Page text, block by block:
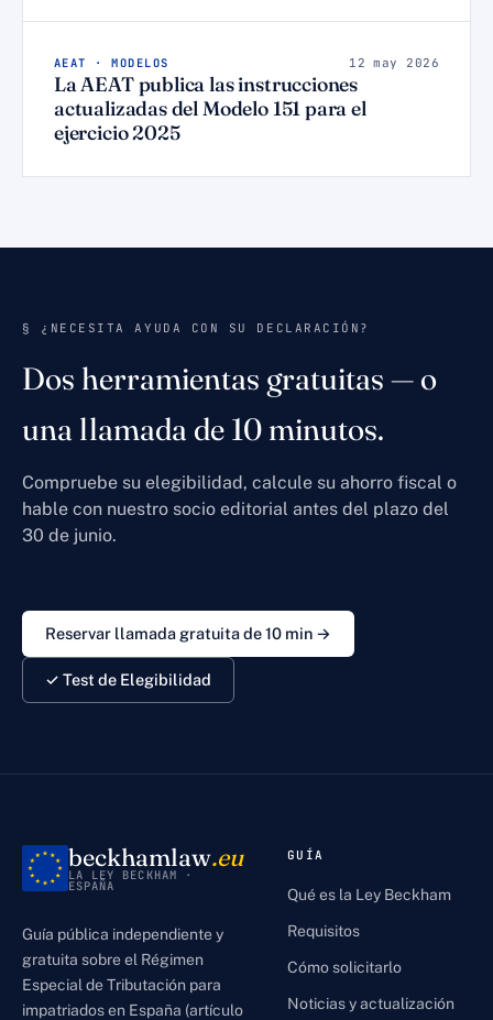
AEAT · MODELOS 12 may 2026
La AEAT publica las instrucciones
actualizadas del Modelo 151 para el
ejercicio 2025
§ ¿NECESITA AYUDA CON SU DECLARACIÓN?
Dos herramientas gratuitas — o
una llamada de 10 minutos.
Compruebe su elegibilidad, calcule su ahorro fiscal o
hable con nuestro socio editorial antes del plazo del
30 de junio.
Reservar llamada gratuita de 10 min →
✓ Test de Elegibilidad
beckhamlaw.eu
LA LEY BECKHAM ·
ESPAÑA
Guía pública independiente y
gratuita sobre el Régimen
Especial de Tributación para
impatriados en España (artículo
GUÍA
Qué es la Ley Beckham
Requisitos
Cómo solicitarlo
Noticias y actualización